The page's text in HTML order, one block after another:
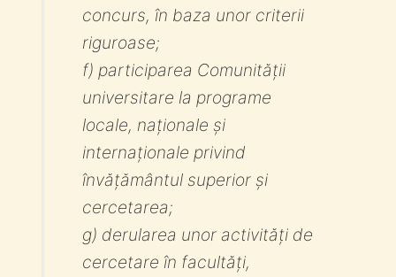
concurs, în baza unor criterii
riguroase;
f) participarea Comunității
universitare la programe
locale, naționale și
internaționale privind
învățământul superior și
cercetarea;
g) derularea unor activități de
cercetare în facultăți,